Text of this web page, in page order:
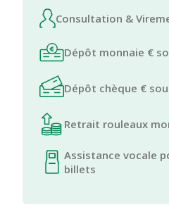
Consultation &
Dépôt monnaie €
Dépôt chèque €
Retrait rouleaux
Assistance vocale
billets